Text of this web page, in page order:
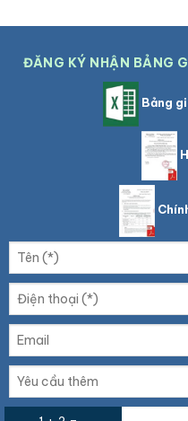
ĐĂNG KÝ NHẬN BẢNG
Bảng